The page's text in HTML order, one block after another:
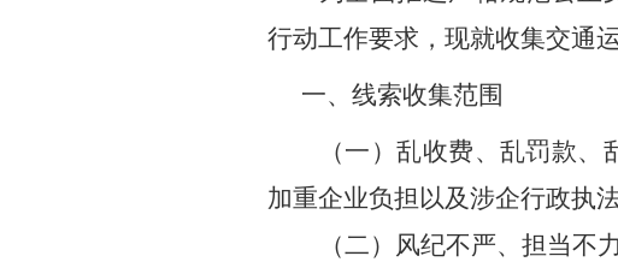
行动工作要求，现就收集交通
一、线索收集范围
（一）乱收费、乱罚款
加重企业负担以及涉企行政执
（二）风纪不严、担当不